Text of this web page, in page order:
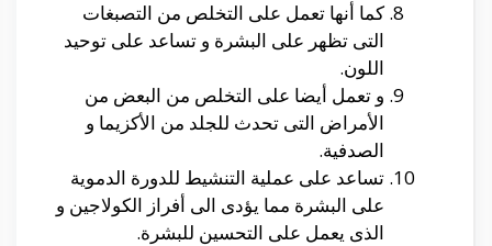
كما أنها تعمل على التخلص من التصبغات
التى تظهر على البشرة و تساعد على توحيد
اللون.
و تعمل أيضا على التخلص من البعض من
الأمراض التى تحدث للجلد من الأكزيما و
الصدفية.
تساعد على عملية التنشيط للدورة الدموية
على البشرة مما يؤدى الى أفراز الكولاجين و
الذى يعمل على التحسين للبشرة.